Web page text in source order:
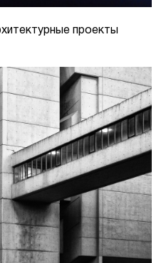
проекты